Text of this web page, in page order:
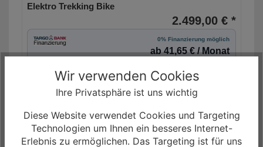
Elektro Trekking Bike
2.499,00 € *
0% Finanzierung möglich
ab 41,65 € / Monat
Wir verwenden Cookies
Ihre Privatsphäre ist uns wichtig
Diese Website verwendet Cookies und Targeting
Technologien um Ihnen ein besseres Internet-
Erlebnis zu ermöglichen. Das Targeting ist für uns